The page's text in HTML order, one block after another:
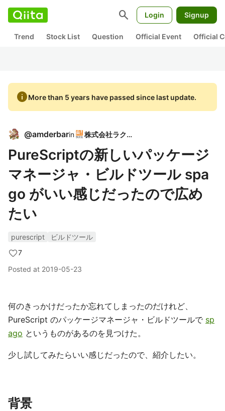
search Login Signup
Trend Stock List Question Official Event Official
infoMore than 5 years have passed since last update.
@amderbarin 株式会社ラクス
PureScriptの新しいパッケージ
マネージャ・ビルドツール spa
go がいい感じだったので広め
たい
purescript
ビルドツール
7
Posted at 2019-05-23
何のきっかけだったか忘れてしまったのだけれど、
PureScript のパッケージマネージャ・ビルドツールで sp
ago というものがあるのを見つけた。
少し試してみたらいい感じだったので、紹介したい。
背景